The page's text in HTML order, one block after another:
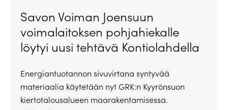
Savon Voiman Joensuun
voimalaitoksen pohjahiekalle
löytyi uusi tehtävä Kontiolahdella
Energiantuotannon sivuvirtana syntyvää
materiaalia käytetään nyt GRK:n Kyyrönsuon
kiertotalousalueen maarakentamisessa.